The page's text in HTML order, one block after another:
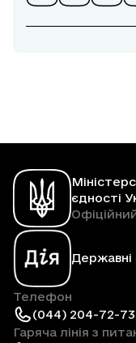
єдності
Державні
Телефон
(044) 204-72-73
Гаряча лінія з